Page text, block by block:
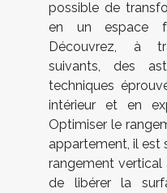
possible de
en un espace
Découvrez, à
suivants, des
techniques
intérieur et en
Optimiser le
appartement, il est
rangement vertical
de libérer la